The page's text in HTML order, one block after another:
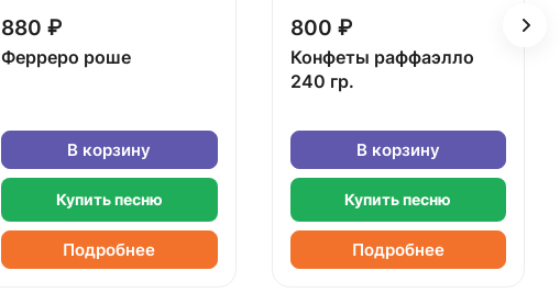
880 ₽
Ферреро роше
В корзину
Купить песню
Подробнее
800 ₽
Конфеты раффаэлло
240 гр.
В корзину
Купить песню
Подробнее